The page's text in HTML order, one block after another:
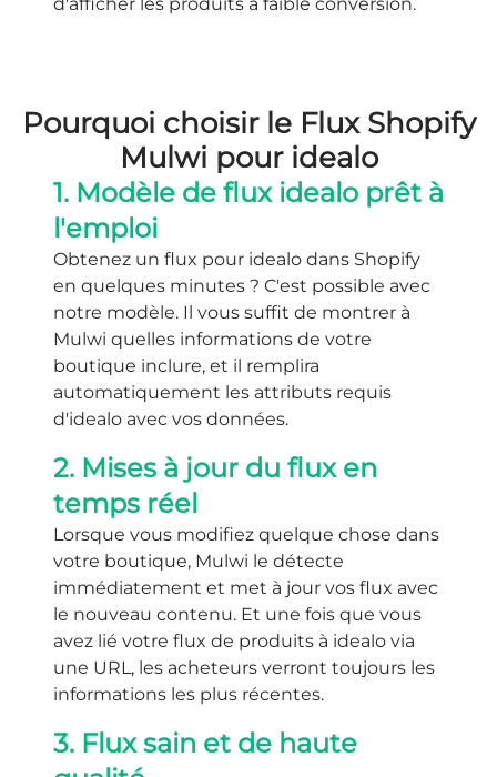
Pourquoi choisir le Flux Shopify
Mulwi pour idealo
1. Modèle de flux idealo prêt à
l'emploi
Obtenez un flux pour idealo dans Shopify
en quelques minutes ? C'est possible avec
notre modèle. Il vous suffit de montrer à
Mulwi quelles informations de votre
boutique inclure, et il remplira
automatiquement les attributs requis
d'idealo avec vos données.
2. Mises à jour du flux en
temps réel
Lorsque vous modifiez quelque chose dans
votre boutique, Mulwi le détecte
immédiatement et met à jour vos flux avec
le nouveau contenu. Et une fois que vous
avez lié votre flux de produits à idealo via
une URL, les acheteurs verront toujours les
informations les plus récentes.
3. Flux sain et de haute